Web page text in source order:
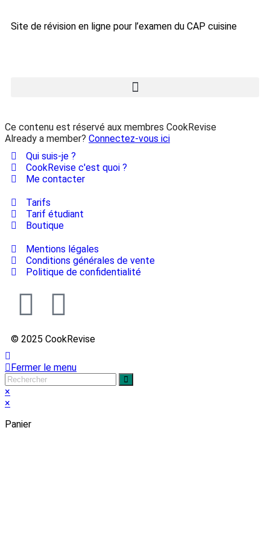
Site de révision en ligne pour l’examen du CAP cuisine
Ce contenu est réservé aux membres CookRevise
Already a member? Connectez-vous ici
Qui suis-je ?
CookRevise c'est quoi ?
Me contacter
Tarifs
Tarif étudiant
Boutique
Mentions légales
Conditions générales de vente
Politique de confidentialité
© 2025 CookRevise
Fermer le menu
×
×
Panier